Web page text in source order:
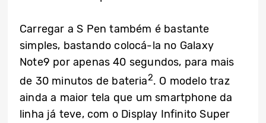
Carregar a S Pen também é bastante
simples, bastando colocá-la no Galaxy
Note9 por apenas 40 segundos, para mais
de 30 minutos de bateria2. O modelo traz
ainda a maior tela que um smartphone da
linha já teve, com o Display Infinito Super